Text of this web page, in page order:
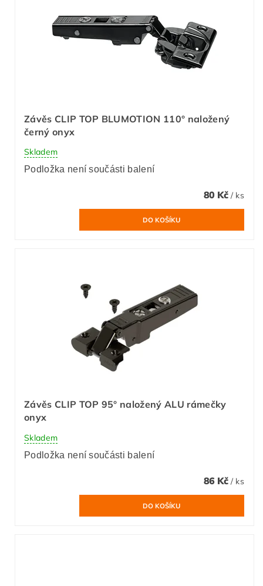
Závěs CLIP TOP BLUMOTION 110° naložený
černý onyx
Skladem
Podložka není součásti balení
80 Kč / ks
Závěs CLIP TOP 95° naložený ALU rámečky
onyx
Skladem
Podložka není součásti balení
86 Kč / ks